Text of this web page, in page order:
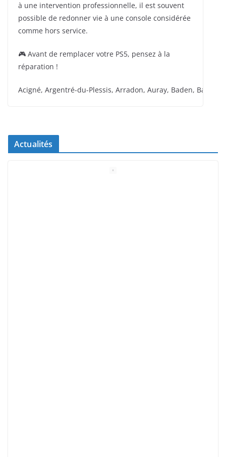
à une intervention professionnelle, il est souvent
possible de redonner vie à une console considérée
comme hors service.
🎮 Avant de remplacer votre PS5, pensez à la
réparation !
Acigné, Argentré-du-Plessis, Arradon, Auray, Baden, Bain-
Actualités